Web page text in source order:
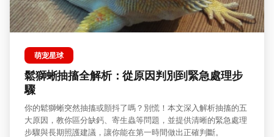
萌宠星球
鬆獅蜥抽搐全解析：從原因判別到緊急處理步
驟
你的鬆獅蜥突然抽搐或顫抖了嗎？別慌！本文深入解析抽搐的五
大原因，教你區分缺鈣、寄生蟲等問題，並提供清晰的緊急處理
步驟與長期照護建議，讓你能在第一時間做出正確判斷。